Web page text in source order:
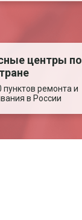
центры по
пунктов ремонта и
в России